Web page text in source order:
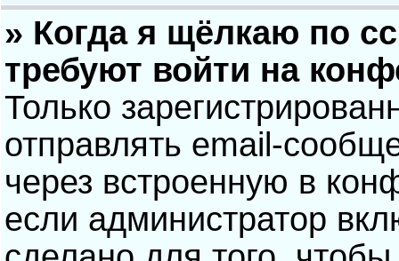
» Когда я щёлкаю по
требуют войти на
Только
отправлять email-
через встроенную в
если администратор